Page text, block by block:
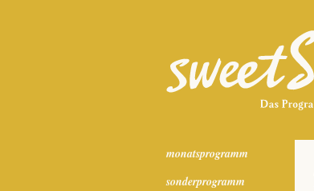
monatsprogramm
sonderprogramm